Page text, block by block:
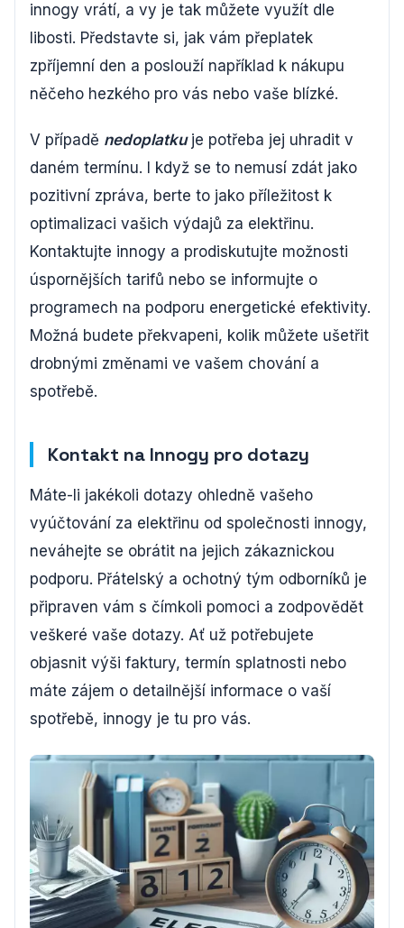
innogy vrátí, a vy je tak můžete využít dle
libosti. Představte si, jak vám přeplatek
zpříjemní den a poslouží například k nákupu
něčeho hezkého pro vás nebo vaše blízké.
V případě nedoplatkuje potřeba jej uhradit v
daném termínu. I když se to nemusí zdát jako
pozitivní zpráva, berte to jako příležitost k
optimalizaci vašich výdajů za elektřinu.
Kontaktujte innogy a prodiskutujte možnosti
úspornějších tarifů nebo se informujte o
programech na podporu energetické efektivity.
Možná budete překvapeni, kolik můžete ušetřit
drobnými změnami ve vašem chování a
spotřebě.
Kontakt na Innogy pro dotazy
Máte-li jakékoli dotazy ohledně vašeho
vyúčtování za elektřinu od společnosti innogy,
neváhejte se obrátit na jejich zákaznickou
podporu. Přátelský a ochotný tým odborníků je
připraven vám s čímkoli pomoci a zodpovědět
veškeré vaše dotazy. Ať už potřebujete
objasnit výši faktury, termín splatnosti nebo
máte zájem o detailnější informace o vaší
spotřebě, innogy je tu pro vás.